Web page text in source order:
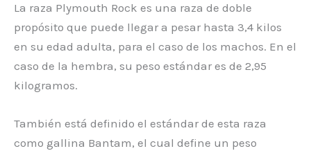
La raza Plymouth Rock es una raza de doble
propósito que puede llegar a pesar hasta 3,4 kilos
en su edad adulta, para el caso de los machos. En el
caso de la hembra, su peso estándar es de 2,95
kilogramos.
También está definido el estándar de esta raza
como gallina Bantam, el cual define un peso